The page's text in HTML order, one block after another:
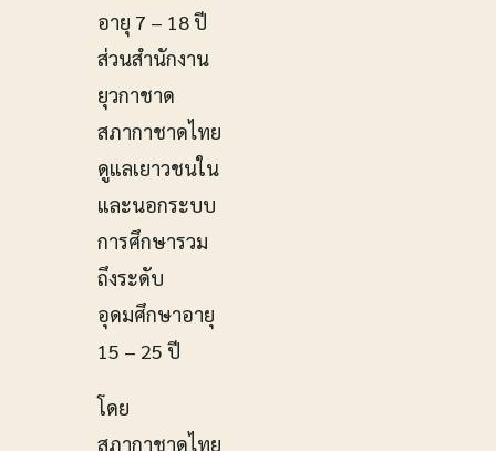
อายุ 7 – 18 ปี
ส่วนสำนักงาน
ยุวกาชาด
สภากาชาดไทย
ดูแลเยาวชนใน
และนอกระบบ
การศึกษารวม
ถึงระดับ
อุดมศึกษาอายุ
15 – 25 ปี
โดย
สภากาชาดไทย